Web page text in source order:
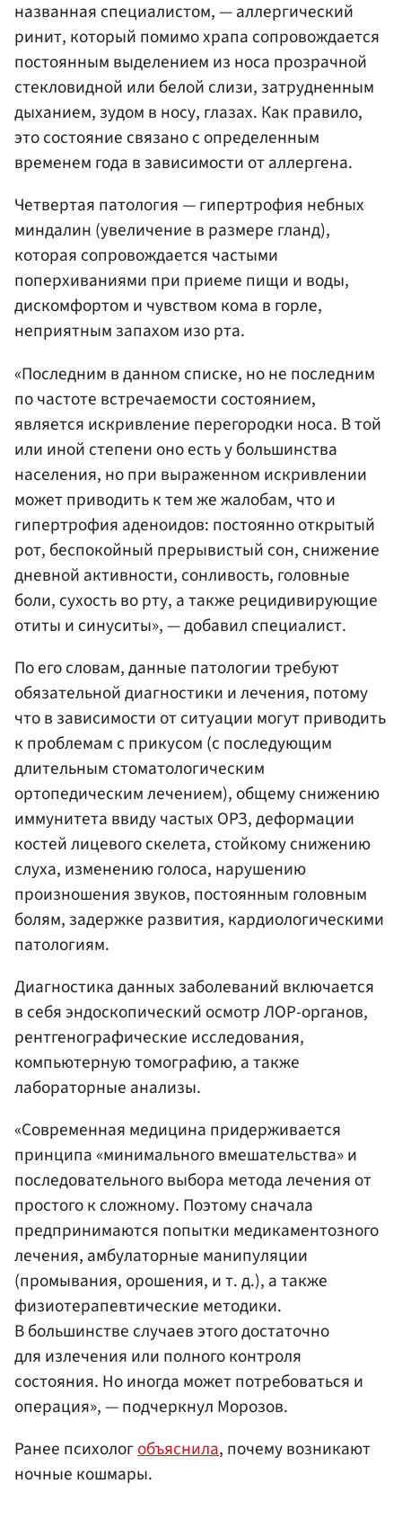
названная специалистом, — аллергический
ринит, который помимо храпа сопровождается
постоянным выделением из носа прозрачной
стекловидной или белой слизи, затрудненным
дыханием, зудом в носу, глазах. Как правило,
это состояние связано с определенным
временем года в зависимости от аллергена.
Четвертая патология — гипертрофия небных
миндалин (увеличение в размере гланд),
которая сопровождается частыми
поперхиваниями при приеме пищи и воды,
дискомфортом и чувством кома в горле,
неприятным запахом изо рта.
«Последним в данном списке, но не последним
по частоте встречаемости состоянием,
является искривление перегородки носа. В той
или иной степени оно есть у большинства
населения, но при выраженном искривлении
может приводить к тем же жалобам, что и
гипертрофия аденоидов: постоянно открытый
рот, беспокойный прерывистый сон, снижение
дневной активности, сонливость, головные
боли, сухость во рту, а также рецидивирующие
отиты и синуситы», — добавил специалист.
По его словам, данные патологии требуют
обязательной диагностики и лечения, потому
что в зависимости от ситуации могут приводить
к проблемам с прикусом (с последующим
длительным стоматологическим
ортопедическим лечением), общему снижению
иммунитета ввиду частых ОРЗ, деформации
костей лицевого скелета, стойкому снижению
слуха, изменению голоса, нарушению
произношения звуков, постоянным головным
болям, задержке развития, кардиологическими
патологиям.
Диагностика данных заболеваний включается
в себя эндоскопический осмотр ЛОР-органов,
рентгенографические исследования,
компьютерную томографию, а также
лабораторные анализы.
«Современная медицина придерживается
принципа «минимального вмешательства» и
последовательного выбора метода лечения от
простого к сложному. Поэтому сначала
предпринимаются попытки медикаментозного
лечения, амбулаторные манипуляции
(промывания, орошения, и т. д.), а также
физиотерапевтические методики.
В большинстве случаев этого достаточно
для излечения или полного контроля
состояния. Но иногда может потребоваться и
операция», — подчеркнул Морозов.
Ранее психологобъяснила, почему возникают
ночные кошмары.